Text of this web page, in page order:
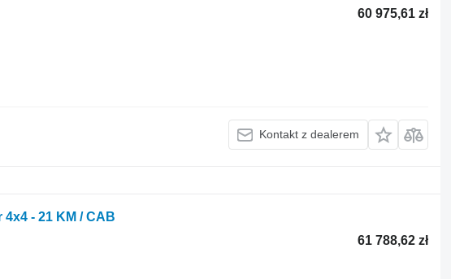
60 975,61 zł
Kontakt z dealerem
4x4 - 21 KM / CAB
61 788,62 zł